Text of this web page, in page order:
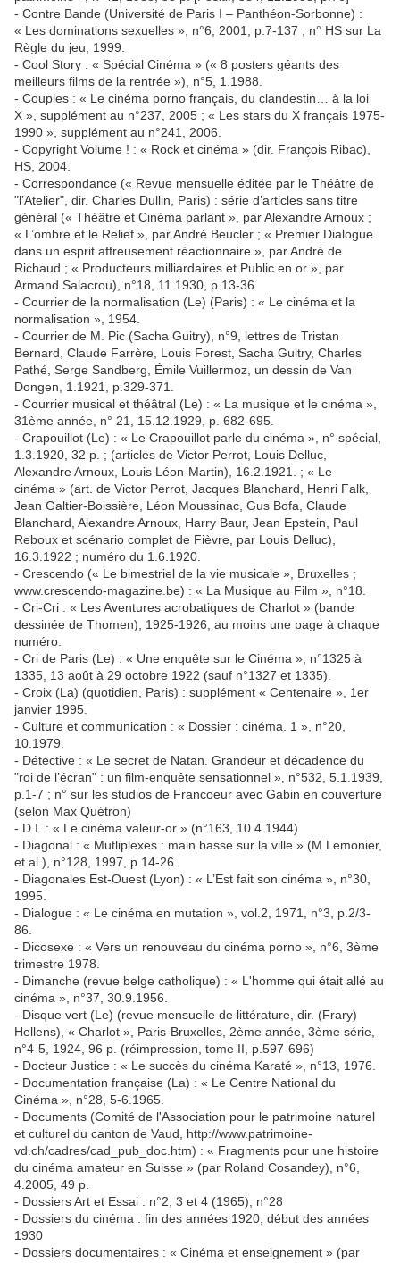
- Contre Bande (Université de Paris I – Panthéon-Sorbonne) :
« Les dominations sexuelles », n°6, 2001, p.7-137 ; n° HS sur La
Règle du jeu, 1999.
- Cool Story : « Spécial Cinéma » (« 8 posters géants des
meilleurs films de la rentrée »), n°5, 1.1988.
- Couples : « Le cinéma porno français, du clandestin… à la loi
X », supplément au n°237, 2005 ; « Les stars du X français 1975-
1990 », supplément au n°241, 2006.
- Copyright Volume ! : « Rock et cinéma » (dir. François Ribac),
HS, 2004.
- Correspondance (« Revue mensuelle éditée par le Théâtre de
"l’Atelier", dir. Charles Dullin, Paris) : série d’articles sans titre
général (« Théâtre et Cinéma parlant », par Alexandre Arnoux ;
« L’ombre et le Relief », par André Beucler ; « Premier Dialogue
dans un esprit affreusement réactionnaire », par André de
Richaud ; « Producteurs milliardaires et Public en or », par
Armand Salacrou), n°18, 11.1930, p.13-36.
- Courrier de la normalisation (Le) (Paris) : « Le cinéma et la
normalisation », 1954.
- Courrier de M. Pic (Sacha Guitry), n°9, lettres de Tristan
Bernard, Claude Farrère, Louis Forest, Sacha Guitry, Charles
Pathé, Serge Sandberg, Émile Vuillermoz, un dessin de Van
Dongen, 1.1921, p.329-371.
- Courrier musical et théâtral (Le) : « La musique et le cinéma »,
31ème année, n° 21, 15.12.1929, p. 682-695.
- Crapouillot (Le) : « Le Crapouillot parle du cinéma », n° spécial,
1.3.1920, 32 p. ; (articles de Victor Perrot, Louis Delluc,
Alexandre Arnoux, Louis Léon-Martin), 16.2.1921. ; « Le
cinéma » (art. de Victor Perrot, Jacques Blanchard, Henri Falk,
Jean Galtier-Boissière, Léon Moussinac, Gus Bofa, Claude
Blanchard, Alexandre Arnoux, Harry Baur, Jean Epstein, Paul
Reboux et scénario complet de Fièvre, par Louis Delluc),
16.3.1922 ; numéro du 1.6.1920.
- Crescendo (« Le bimestriel de la vie musicale », Bruxelles ;
www.crescendo-magazine.be) : « La Musique au Film », n°18.
- Cri-Cri : « Les Aventures acrobatiques de Charlot » (bande
dessinée de Thomen), 1925-1926, au moins une page à chaque
numéro.
- Cri de Paris (Le) : « Une enquête sur le Cinéma », n°1325 à
1335, 13 août à 29 octobre 1922 (sauf n°1327 et 1335).
- Croix (La) (quotidien, Paris) : supplément « Centenaire », 1er
janvier 1995.
- Culture et communication : « Dossier : cinéma. 1 », n°20,
10.1979.
- Détective : « Le secret de Natan. Grandeur et décadence du
"roi de l’écran" : un film-enquête sensationnel », n°532, 5.1.1939,
p.1-7 ; n° sur les studios de Francoeur avec Gabin en couverture
(selon Max Quétron)
- D.I. : « Le cinéma valeur-or » (n°163, 10.4.1944)
- Diagonal : « Mutliplexes : main basse sur la ville » (M.Lemonier,
et al.), n°128, 1997, p.14-26.
- Diagonales Est-Ouest (Lyon) : « L’Est fait son cinéma », n°30,
1995.
- Dialogue : « Le cinéma en mutation », vol.2, 1971, n°3, p.2/3-
86.
- Dicosexe : « Vers un renouveau du cinéma porno », n°6, 3ème
trimestre 1978.
- Dimanche (revue belge catholique) : « L'homme qui était allé au
cinéma », n°37, 30.9.1956.
- Disque vert (Le) (revue mensuelle de littérature, dir. (Frary)
Hellens), « Charlot », Paris-Bruxelles, 2ème année, 3ème série,
n°4-5, 1924, 96 p. (réimpression, tome II, p.597-696)
- Docteur Justice : « Le succès du cinéma Karaté », n°13, 1976.
- Documentation française (La) : « Le Centre National du
Cinéma », n°28, 5-6.1965.
- Documents (Comité de l'Association pour le patrimoine naturel
et culturel du canton de Vaud, http://www.patrimoine-
vd.ch/cadres/cad_pub_doc.htm) : « Fragments pour une histoire
du cinéma amateur en Suisse » (par Roland Cosandey), n°6,
4.2005, 49 p.
- Dossiers Art et Essai : n°2, 3 et 4 (1965), n°28
- Dossiers du cinéma : fin des années 1920, début des années
1930
- Dossiers documentaires : « Cinéma et enseignement » (par